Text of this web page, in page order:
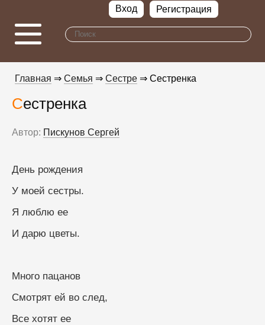
Вход Регистрация
Главная ⇒ Семья ⇒ Сестре ⇒ Сестренка
Сестренка
Автор: Пискунов Сергей
День рождения
У моей сестры.
Я люблю ее
И дарю цветы.
Много пацанов
Смотрят ей во след,
Все хотят ее